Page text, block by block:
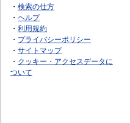
・ 検索の仕方
・ ヘルプ
・ 利用規約
・ プライバシーポリシー
・ サイトマップ
・ クッキー・アクセスデータに
ついて